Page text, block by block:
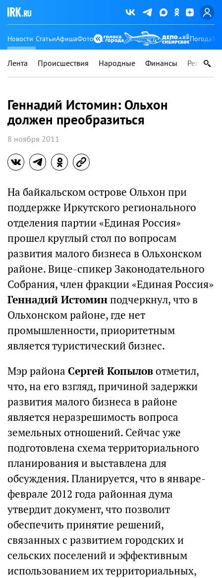
Новости СтатьиАфишаФото Погода
Лента Происшествия Народные Финансы Регионы
Геннадий Истомин: Ольхон
должен преобразиться
8 ноября 2011
На байкальском острове Ольхон при
поддержке Иркутского регионального
отделения партии «Единая Россия»
прошел круглый стол по вопросам
развития малого бизнеса в Ольхонском
районе. Вице-спикер Законодательного
Собрания, член фракции «Единая Россия»
Геннадий Истоминподчеркнул, что в
Ольхонском районе, где нет
промышленности, приоритетным
является туристический бизнес.
Мэр района Сергей Копыловотметил,
что, на его взгляд, причиной задержки
развития малого бизнеса в районе
является неразрешимость вопроса
земельных отношений. Сейчас уже
подготовлена схема территориального
планирования и выставлена для
обсуждения. Планируется, что в январе-
феврале 2012 года районная дума
утвердит документ, что позволит
обеспечить принятие решений,
связанных с развитием городских и
сельских поселений и эффективным
использованием их территориальных,